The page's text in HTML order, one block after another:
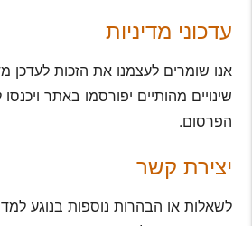
עדכוני מדיניות
אנו שומרים לעצמנו את הזכות לעדכן
שינויים מהותיים יפורסמו באתר
הפרסום.
יצירת קשר
לשאלות או הבהרות נוספות בנוגע